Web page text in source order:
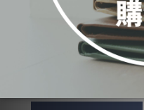
包-四色(5502)
NT$4,700
View other 1 variants